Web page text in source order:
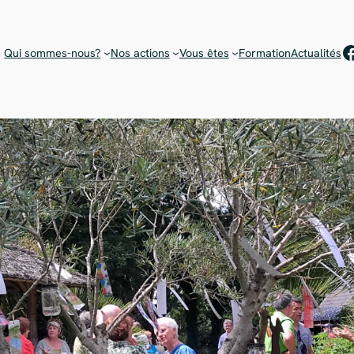
Qui sommes-nous? Nos actions Vous êtes FormationActualités